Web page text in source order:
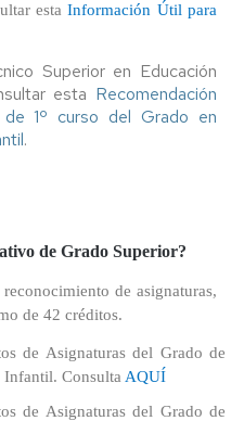
estaInformación Útil para
Superior en Educación
esta Recomendación
1º curso del Grado en
.
de Grado Superior?
reconocimiento de asignaturas,
de 42 créditos.
de Asignaturas del Grado de
Infantil. Consulta AQUÍ
de Asignaturas del Grado de